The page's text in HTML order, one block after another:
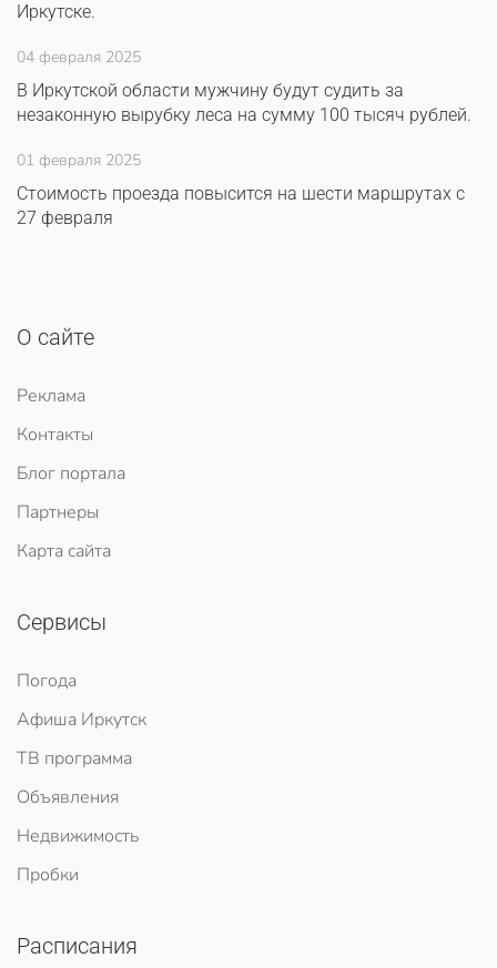
Иркутске.
04 февраля 2025
В Иркутской области мужчину будут судить за
незаконную вырубку леса на сумму 100 тысяч рублей.
01 февраля 2025
Стоимость проезда повысится на шести маршрутах с
27 февраля
О сайте
Реклама
Контакты
Блог портала
Партнеры
Карта сайта
Сервисы
Погода
Афиша Иркутск
ТВ программа
Объявления
Недвижимость
Пробки
Расписания